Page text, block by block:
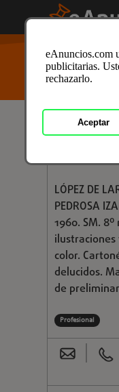
USTED ESTÁ AQUÍ
y Libros/Libros
Texto en
LÓPEZ DE
PEDROSA
1960. SM.
color.
delucidos.
de
Profesional
eAnuncios.com
publicitarias.
rechazarlo.
Aceptar